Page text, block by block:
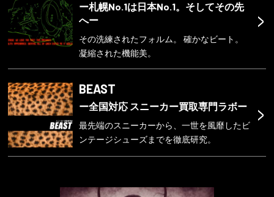
>
ー札幌No.1は日本No.1。そしてその先
へー
その洗練されたフォルム。 確かなビート。
凝縮された機能美。
>
BEAST
ー全国対応 スニーカー買取専門ラボー
最先端のスニーカーから、一世を風靡したビ
ンテージシューズまでを徹底研究。